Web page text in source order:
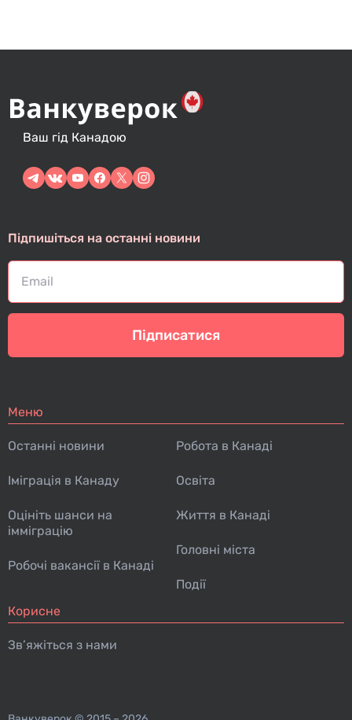
Ваш гід Канадою
Підпишіться на останні новини
Підписатися
Меню
Останні новини
Іміграція в Канаду
Оцініть шанси на
імміграцію
Робочі вакансії в Канаді
Робота в Канаді
Освіта
Життя в Канаді
Головні міста
Події
Корисне
Зв’яжіться з нами